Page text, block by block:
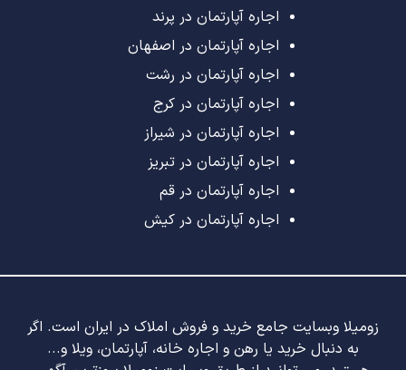
اجاره آپارتمان در پرند
اجاره آپارتمان در اصفهان
اجاره آپارتمان در رشت
اجاره آپارتمان در کرج
اجاره آپارتمان در شیراز
اجاره آپارتمان در تبریز
اجاره آپارتمان در قم
اجاره آپارتمان در کیش
زومیلا وبسایت جامع خرید و فروش املاک در ایران است. اگر
به دنبال خرید یا رهن و اجاره خانه، آپارتمان، ویلا و...